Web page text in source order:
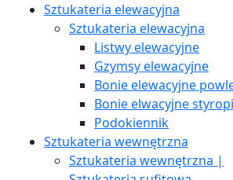
Sztukateria elewacyjna
Sztukateria elewacyjna
Listwy elewacyjne
Gzymsy elewacyjne
Bonie elewacyjne
Bonie elwacyjne
Podokiennik
Sztukateria wewnętrzna
Sztukateria wewnętrzna |